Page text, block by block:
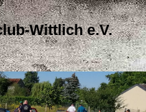
Wittlich e.V.